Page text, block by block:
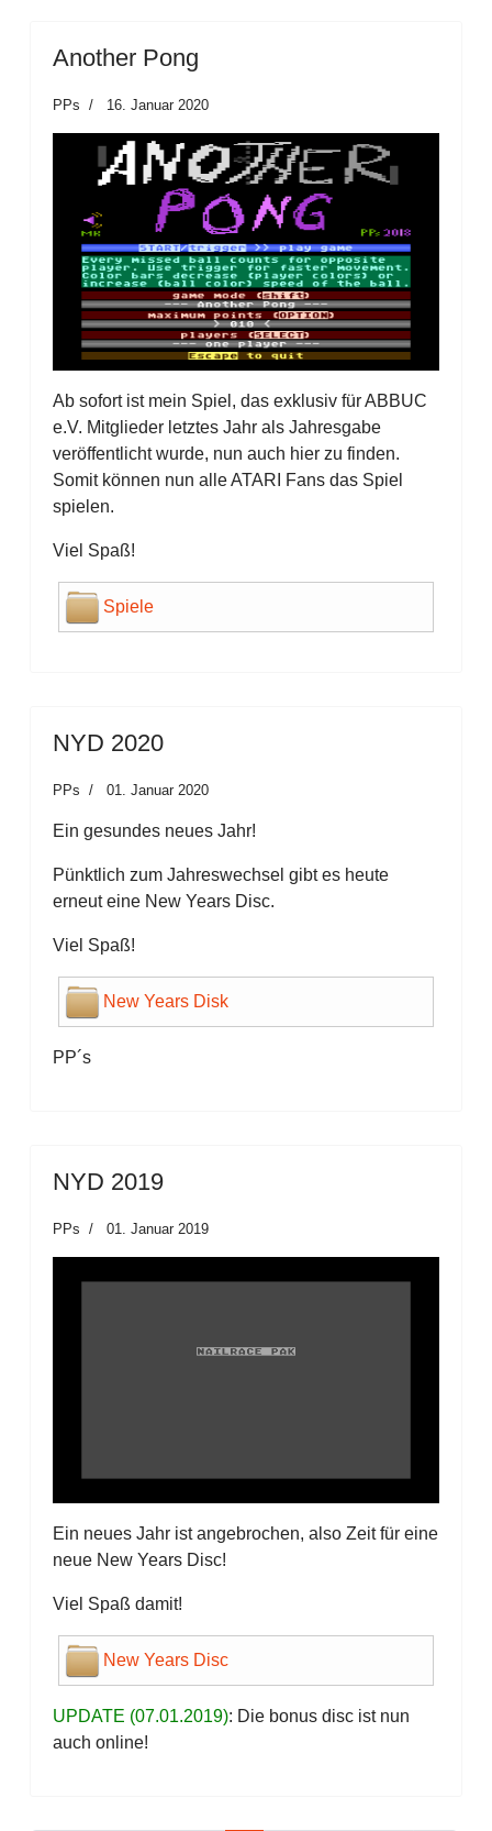
Another Pong
PPs 16. Januar 2020
Ab sofort ist mein Spiel, das exklusiv für ABBUC
e.V. Mitglieder letztes Jahr als Jahresgabe
veröffentlicht wurde, nun auch hier zu finden.
Somit können nun alle ATARI Fans das Spiel
spielen.
Viel Spaß!
Spiele
NYD 2020
PPs 01. Januar 2020
Ein gesundes neues Jahr!
Pünktlich zum Jahreswechsel gibt es heute
erneut eine New Years Disc.
Viel Spaß!
New Years Disk
PP´s
NYD 2019
PPs 01. Januar 2019
Ein neues Jahr ist angebrochen, also Zeit für eine
neue New Years Disc!
Viel Spaß damit!
New Years Disc
UPDATE (07.01.2019): Die bonus disc ist nun
auch online!